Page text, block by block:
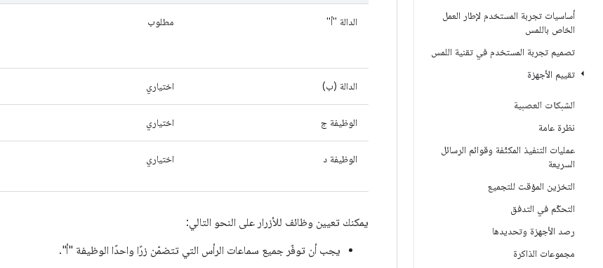
أساسيات تجربة المستخدم لإطار العمل
الخاص باللمس
تصميم تجربة المستخدم في تقنية اللمس
تقييم الأجهزة
الشبكات العصبية
نظرة عامة
عمليات التنفيذ المكثّفة وقوائم الرسائل
السريعة
التخزين المؤقت للتجميع
التحكّم في التدفق
رصد الأجهزة وتحديدها
مجموعات الذاكرة
الدالة "أ" مطلوب
الدالة (ب) اختياري
الوظيفة ج اختياري
الوظيفة د اختياري
يمكنك تعيين وظائف للأزرار على النحو التالي:
يجب أن توفّر جميع سماعات الرأس التي تتضمّن زرًا واحدًا الوظيفة "أ".